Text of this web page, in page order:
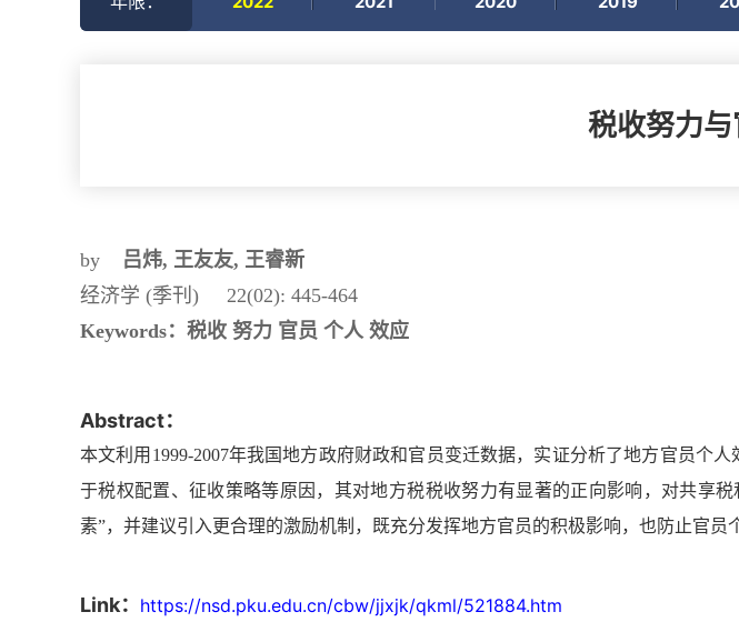
税收努力
by 吕炜, 王友友, 王睿新
经济学 (季刊) 22(02): 445-464
Keywords： 税收 努力 官员 个人 效应
Abstract：
本文利用1999-2007年我国地方政府财政和官员变迁数据，实证分析了地方官员个
于税权配置、征收策略等原因，其对地方税税收努力有显著的正向影响，对共享
素”，并建议引入更合理的激励机制，既充分发挥地方官员的积极影响，也防止官员
Link： https://nsd.pku.edu.cn/cbw/jjxjk/qkml/521884.htm